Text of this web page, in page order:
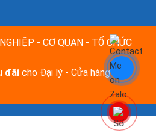
- CƠ QUAN - TỔ CHỨC
đãi cho Đại lý - Cửa hàng -